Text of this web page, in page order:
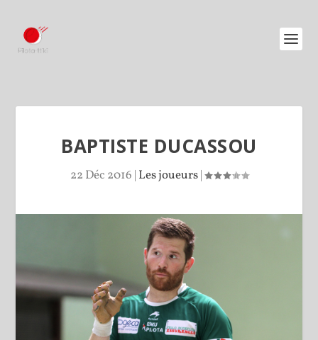
BAPTISTE DUCASSOU
22 Déc 2016 | Les joueurs|